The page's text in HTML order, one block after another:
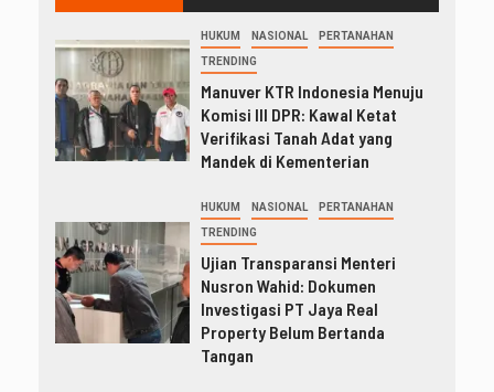
HUKUM NASIONAL PERTANAHAN
TRENDING
Manuver KTR Indonesia Menuju
Komisi III DPR: Kawal Ketat
Verifikasi Tanah Adat yang
Mandek di Kementerian
HUKUM NASIONAL PERTANAHAN
TRENDING
Ujian Transparansi Menteri
Nusron Wahid: Dokumen
Investigasi PT Jaya Real
Property Belum Bertanda
Tangan